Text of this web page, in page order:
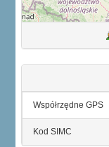
Współrzędne GPS
Kod SIMC